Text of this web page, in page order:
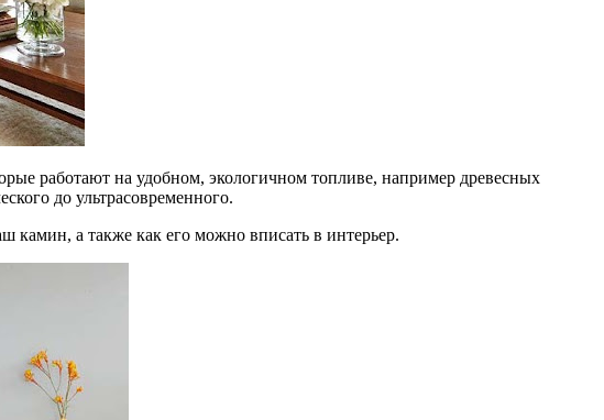
работают на удобном, экологичном топливе, например древесных
до ультрасовременного.
камин, а также как его можно вписать в интерьер.